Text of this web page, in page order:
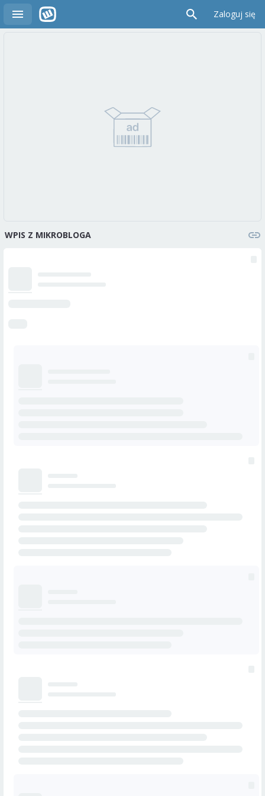
Zaloguj się
WPIS Z MIKROBLOGA